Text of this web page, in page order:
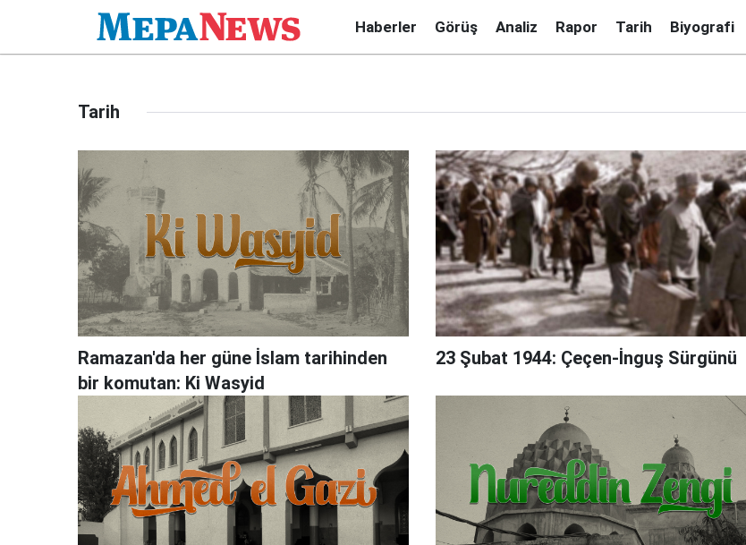
Haberler Görüş Analiz Rapor Tarih Biyografi
Tarih
Ramazan'da her güne İslam tarihinden
bir komutan: Ki Wasyid
23 Şubat 1944: Çeçen-İnguş Sürgünü